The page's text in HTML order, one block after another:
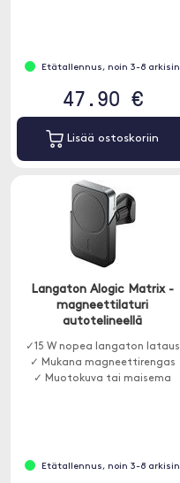
Etätallennus, noin 3-8 arkisin
47.90 €
Lisää ostoskoriin
Langaton Alogic Matrix -
magneettilaturi
autotelineellä
✓15 W nopea langaton lataus
✓ Mukana magneettirengas
✓ Muotokuva tai maisema
Etätallennus, noin 3-8 arkisin